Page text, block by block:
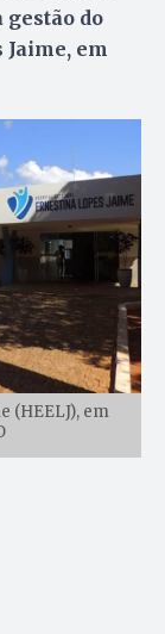
do
em
(HEELJ), em